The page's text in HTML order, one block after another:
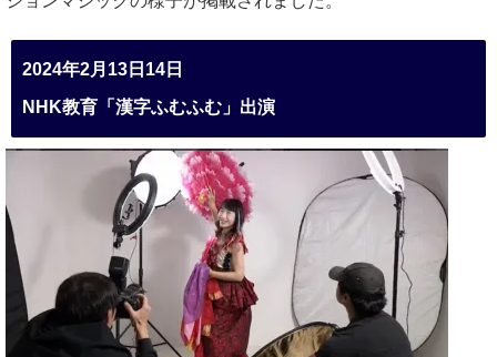
2024年2月13日14日
NHK教育「漢字ふむふむ」出演